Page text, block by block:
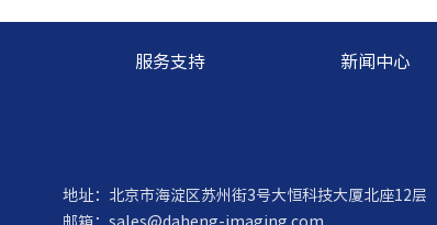
服务支持 新闻中心
地址：北京市海淀区苏州街3号大恒科技大厦北座12层